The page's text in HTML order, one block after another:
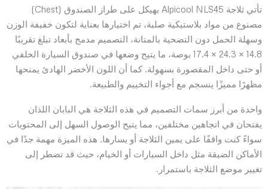
تأتي ثلاجة Alpicool NLS45 بهيكل على طراز الصندوق (Chest)
مصنوع من مواد بلاستيكية صلبة، تم اختيارها بعناية لتكون خفيفة الوزن
وسهلة الحمل دون التضحية بالمتانة، التصميم مدمج بأبعاد تبلغ تقريبًا
14.8 × 24.3 × 17.4 بوصة، ما يتيح وضعها في صندوق السيارة الخلفي
أو حتى داخل المقصورة بسهولة. كما أن اللون الأخضر الهادئ يمنحها
مظهرًا مميزًا ينسجم مع أجواء التخييم والطبيعة.
واحدة من أبرز سمات التصميم في هذه الثلاجة هي البابان اللذان
يفتحان في اتجاهين مختلفين، مما يتيح الوصول السهل إلى المحتويات
سواءً كنت واقفًا على يمين الثلاجة أو يسارها. هذه الميزة مهمة جدًا في
الأماكن الضيقة مثل داخل السيارات أو الخيام، حيث قد تضطر إلى
تغيير موضع الثلاجة باستمرار.